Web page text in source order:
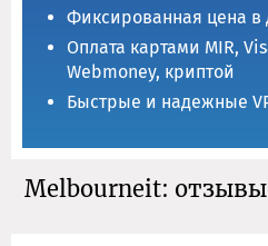
Фиксированная цена
Оплата картами MIR,
Webmoney, криптой
Быстрые и надежные
Melbourneit: отзывы